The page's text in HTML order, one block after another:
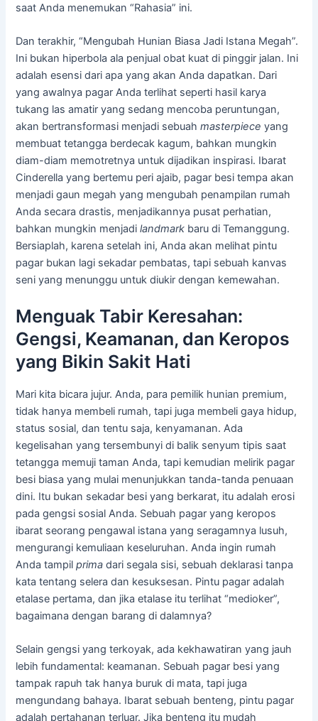
saat Anda menemukan “Rahasia” ini.
Dan terakhir, “Mengubah Hunian Biasa Jadi Istana Megah”.
Ini bukan hiperbola ala penjual obat kuat di pinggir jalan. Ini
adalah esensi dari apa yang akan Anda dapatkan. Dari
yang awalnya pagar Anda terlihat seperti hasil karya
tukang las amatir yang sedang mencoba peruntungan,
akan bertransformasi menjadi sebuahmasterpiece yang
membuat tetangga berdecak kagum, bahkan mungkin
diam-diam memotretnya untuk dijadikan inspirasi. Ibarat
Cinderella yang bertemu peri ajaib, pagar besi tempa akan
menjadi gaun megah yang mengubah penampilan rumah
Anda secara drastis, menjadikannya pusat perhatian,
bahkan mungkin menjadilandmark baru di Temanggung.
Bersiaplah, karena setelah ini, Anda akan melihat pintu
pagar bukan lagi sekadar pembatas, tapi sebuah kanvas
seni yang menunggu untuk diukir dengan kemewahan.
Menguak Tabir Keresahan:
Gengsi, Keamanan, dan Keropos
yang Bikin Sakit Hati
Mari kita bicara jujur. Anda, para pemilik hunian premium,
tidak hanya membeli rumah, tapi juga membeli gaya hidup,
status sosial, dan tentu saja, kenyamanan. Ada
kegelisahan yang tersembunyi di balik senyum tipis saat
tetangga memuji taman Anda, tapi kemudian melirik pagar
besi biasa yang mulai menunjukkan tanda-tanda penuaan
dini. Itu bukan sekadar besi yang berkarat, itu adalah erosi
pada gengsi sosial Anda. Sebuah pagar yang keropos
ibarat seorang pengawal istana yang seragamnya lusuh,
mengurangi kemuliaan keseluruhan. Anda ingin rumah
Anda tampilprima dari segala sisi, sebuah deklarasi tanpa
kata tentang selera dan kesuksesan. Pintu pagar adalah
etalase pertama, dan jika etalase itu terlihat “medioker”,
bagaimana dengan barang di dalamnya?
Selain gengsi yang terkoyak, ada kekhawatiran yang jauh
lebih fundamental: keamanan. Sebuah pagar besi yang
tampak rapuh tak hanya buruk di mata, tapi juga
mengundang bahaya. Ibarat sebuah benteng, pintu pagar
adalah pertahanan terluar. Jika benteng itu mudah